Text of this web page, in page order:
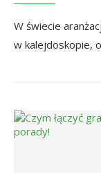
W świecie
w kalejdoskopie,